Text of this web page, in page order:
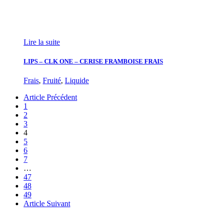
Lire la suite
LIPS – CLK ONE – CERISE FRAMBOISE FRAIS
Frais, Fruité, Liquide
Article Précédent
1
2
3
4
5
6
7
…
47
48
49
Article Suivant